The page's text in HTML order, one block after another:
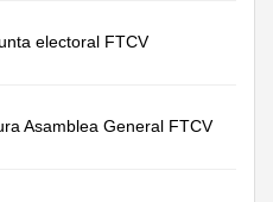
electoral FTCV
Asamblea General FTCV